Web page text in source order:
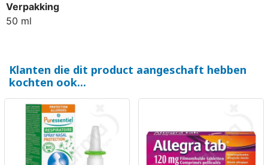
Verpakking
50 ml
Klanten die dit product aangeschaft hebben
kochten ook...